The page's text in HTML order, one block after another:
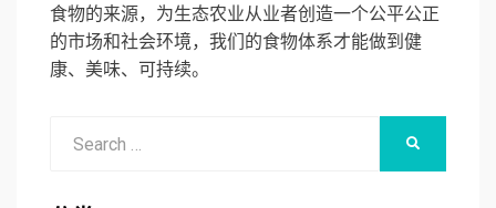
食物的来源，为生态农业从业者创造一个公平公正
的市场和社会环境，我们的食物体系才能做到健
康、美味、可持续。